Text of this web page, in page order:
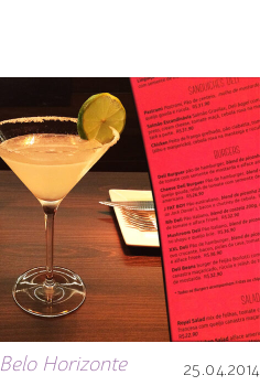
Belo Horizonte 25.04.2014